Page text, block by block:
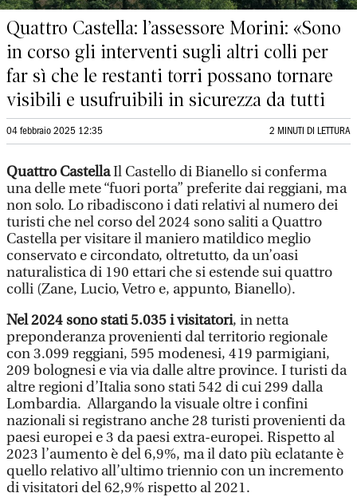
Quattro Castella: l’assessore Morini: «Sono
in corso gli interventi sugli altri colli per
far sì che le restanti torri possano tornare
visibili e usufruibili in sicurezza da tutti
04 febbraio 2025 12:35 2 MINUTI DI LETTURA
Quattro CastellaIl Castello di Bianello si conferma
una delle mete “fuori porta” preferite dai reggiani, ma
non solo. Lo ribadiscono i dati relativi al numero dei
turisti che nel corso del 2024 sono saliti a Quattro
Castella per visitare il maniero matildico meglio
conservato e circondato, oltretutto, da un’oasi
naturalistica di 190 ettari che si estende sui quattro
colli (Zane, Lucio, Vetro e, appunto, Bianello).
Nel 2024 sono stati 5.035 i visitatori, in netta
preponderanza provenienti dal territorio regionale
con 3.099 reggiani, 595 modenesi, 419 parmigiani,
209 bolognesi e via via dalle altre province. I turisti da
altre regioni d’Italia sono stati 542 di cui 299 dalla
Lombardia. Allargando la visuale oltre i confini
nazionali si registrano anche 28 turisti provenienti da
paesi europei e 3 da paesi extra-europei. Rispetto al
2023 l’aumento è del 6,9%, ma il dato più eclatante è
quello relativo all’ultimo triennio con un incremento
di visitatori del 62,9% rispetto al 2021.